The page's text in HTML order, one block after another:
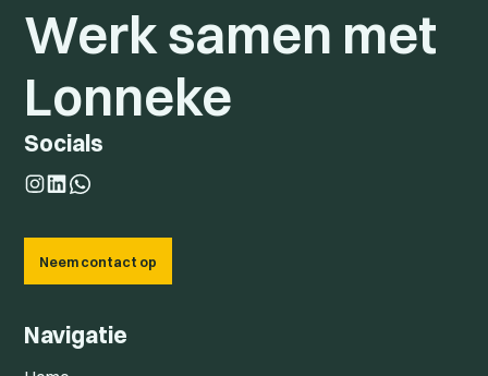
Werk samen met
Lonneke
Socials
Neem contact op
Navigatie